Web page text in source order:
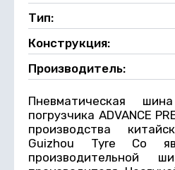
Тип:
Конструкция:
Производитель:
Пневматическая
погрузчика ADVANCE
производства
Guizhou Tyre Co
производительной